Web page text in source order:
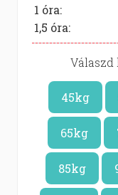
1 óra:
1,5 óra:
Válaszd
45kg
65kg
85kg